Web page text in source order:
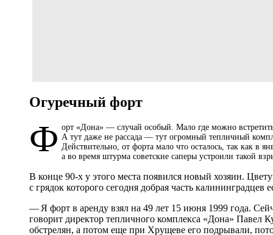
Огуречный форт
Ф орт «Дона» — случай особый. Мало где можно
А тут даже не рассада — тут огромный тепличный
Действительно, от форта мало что осталось, так как в
а во время штурма советские саперы устроили такой
В конце 90‑х у этого места появился новый хозяин.
с грядок которого сегодня добрая часть
— Я форт в аренду взял на 49 лет 15 июня 1999 года.
говорит директор тепличного комплекса «Дона»
обстрелян, а потом еще при Хрущеве его подрывали,